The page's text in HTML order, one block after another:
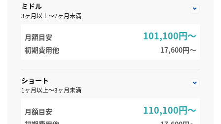
ミドル
3ヶ月以上～7ヶ月未満
月額目安 101,100円～
初期費用他 17,600円〜
ショート
1ヶ月以上～3ヶ月未満
月額目安 110,100円～